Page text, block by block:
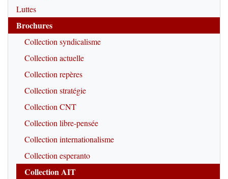
Luttes
Brochures
Collection syndicalisme
Collection actuelle
Collection repères
Collection stratégie
Collection CNT
Collection libre-pensée
Collection internationalisme
Collection esperanto
Collection AIT